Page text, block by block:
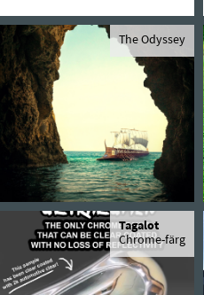
The Odyssey
Tagalot
Chrome-färg